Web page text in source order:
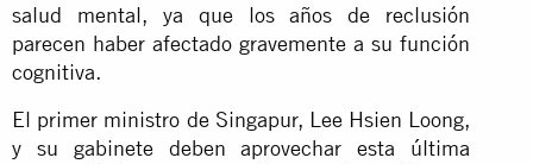
salud mental, ya que los años de reclusión
parecen haber afectado gravemente a su función
cognitiva.
El primer ministro de Singapur, Lee Hsien Loong,
y su gabinete deben aprovechar esta última